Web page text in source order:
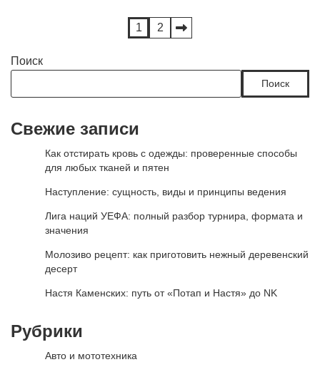
записей
1 2
Поиск
Поиск
Свежие записи
Как отстирать кровь с одежды: проверенные способы
для любых тканей и пятен
Наступление: сущность, виды и принципы ведения
Лига наций УЕФА: полный разбор турнира, формата и
значения
Молозиво рецепт: как приготовить нежный деревенский
десерт
Настя Каменских: путь от «Потап и Настя» до NK
Рубрики
Авто и мототехника